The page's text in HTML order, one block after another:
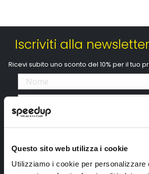
Questo sito web utilizza i cookie
Utilizziamo i cookie per personalizzare
Iscriviti alla
Ricevi subito uno sconto del 10% per il tuo
Iscrivimi